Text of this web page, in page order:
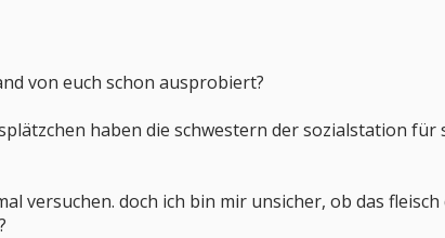
von euch schon ausprobiert?
haben die schwestern der sozialstation für
versuchen. doch ich bin mir unsicher, ob das